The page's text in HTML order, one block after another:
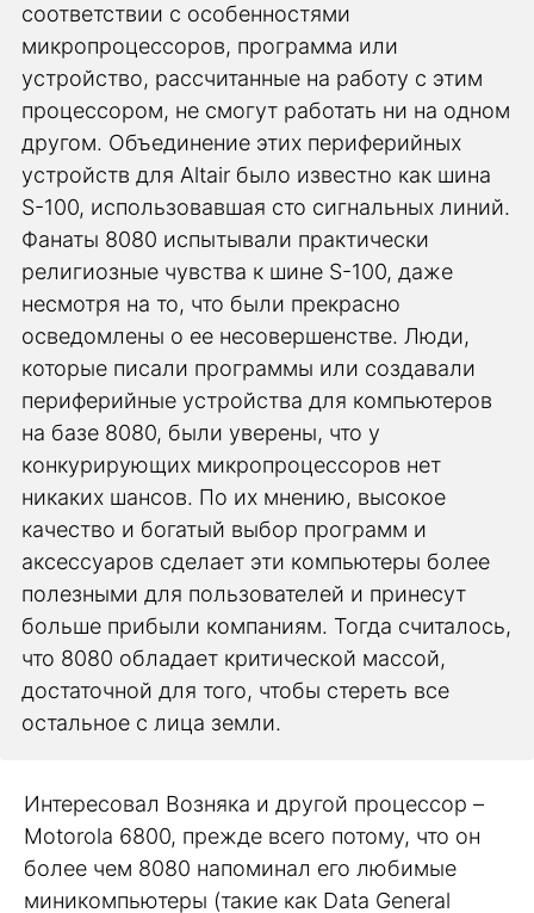
соответствии с особенностями
микропроцессоров, программа или
устройство, рассчитанные на работу с этим
процессором, не смогут работать ни на одном
другом. Объединение этих периферийных
устройств для Altair было известно как шина
S-100, использовавшая сто сигнальных линий.
Фанаты 8080 испытывали практически
религиозные чувства к шине S-100, даже
несмотря на то, что были прекрасно
осведомлены о ее несовершенстве. Люди,
которые писали программы или создавали
периферийные устройства для компьютеров
на базе 8080, были уверены, что у
конкурирующих микропроцессоров нет
никаких шансов. По их мнению, высокое
качество и богатый выбор программ и
аксессуаров сделает эти компьютеры более
полезными для пользователей и принесут
больше прибыли компаниям. Тогда считалось,
что 8080 обладает критической массой,
достаточной для того, чтобы стереть все
остальное с лица земли.
Интересовал Возняка и другой процессор –
Motorola 6800, прежде всего потому, что он
более чем 8080 напоминал его любимые
миникомпьютеры (такие как Data General